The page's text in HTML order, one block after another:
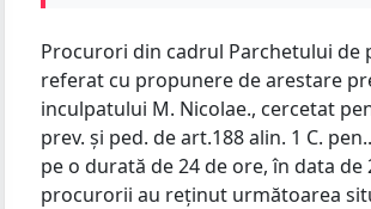
Procurori din cadrul Parchetului de
referat cu propunere de arestare
inculpatului M. Nicolae., cercetat
prev. şi ped. de art.188 alin. 1 C.
pe o durată de 24 de ore, în data
procurorii au reţinut următoarea